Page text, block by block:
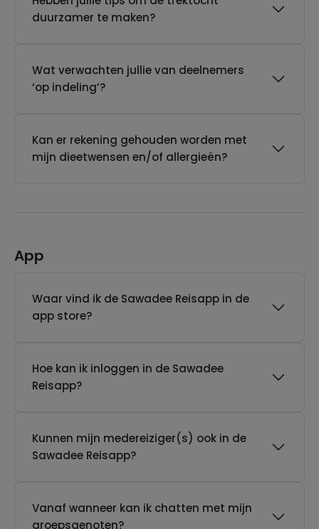
duurzamer te maken?
Wat verwachten jullie van deelnemers
‘op indeling’?
Kan er rekening gehouden worden met
mijn dieetwensen en/of allergieën?
App
Waar vind ik de Sawadee Reisapp in de
app store?
Hoe kan ik inloggen in de Sawadee
Reisapp?
Kunnen mijn medereiziger(s) ook in de
Sawadee Reisapp?
Vanaf wanneer kan ik chatten met mijn
groepsgenoten?